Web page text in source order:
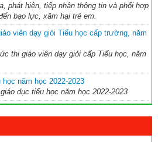
phát hiện, tiếp nhận thông tin và phối hợp
bạo lực, xâm hại trẻ em.
viên dạy giỏi Tiểu học cấp trường, năm
thi giáo viên dạy giỏi cấp Tiểu học, năm
năm học 2022-2023
dục tiểu học năm học 2022-2023